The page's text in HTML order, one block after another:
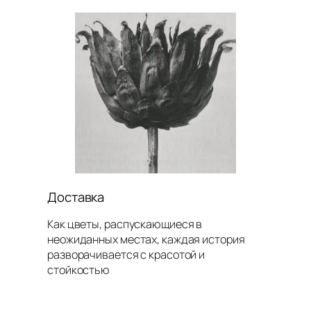
Доставка
Как цветы, распускающиеся в
неожиданных местах, каждая история
разворачивается с красотой и
стойкостью